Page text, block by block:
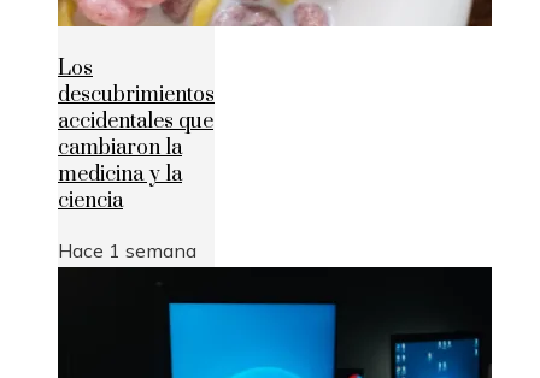
Los
descubrimientos
accidentales que
cambiaron la
medicina y la
ciencia
Hace 1 semana